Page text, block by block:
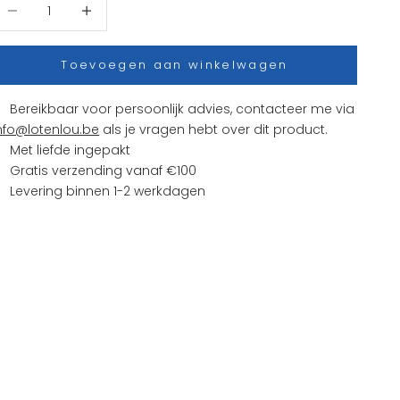
Toevoegen aan winkelwagen
Bereikbaar voor persoonlijk advies, contacteer me via
als je vragen hebt over dit product.
Met liefde ingepakt
Gratis verzending vanaf €100
Levering binnen 1-2 werkdagen